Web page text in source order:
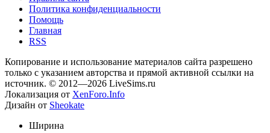
Политика конфиденциальности
Помощь
Главная
RSS
Копирование и использование материалов сайта разрешено
только с указанием авторства и прямой активной ссылки на
источник. © 2012—2026 LiveSims.ru
Локализация от XenForo.Info
Дизайн от Sheokate
Ширина